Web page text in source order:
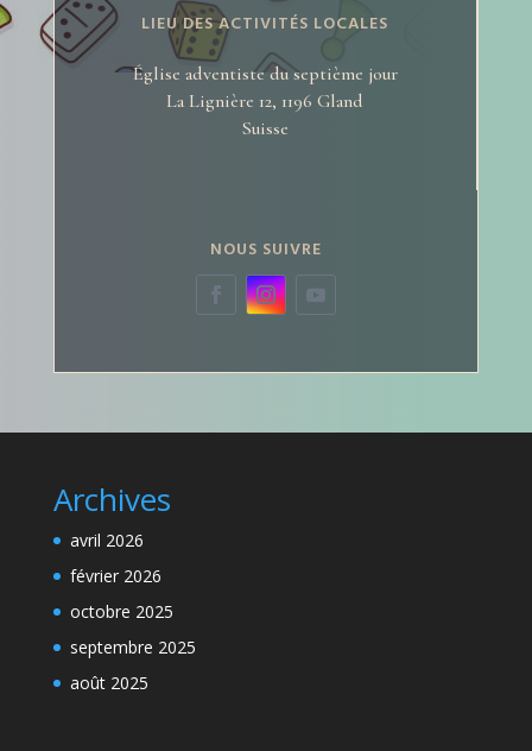
LIEU DES ACTIVITÉS LOCALES
Église adventiste du septième jour
La Lignière 12, 1196 Gland
Suisse
NOUS SUIVRE
Archives
avril 2026
février 2026
octobre 2025
septembre 2025
août 2025